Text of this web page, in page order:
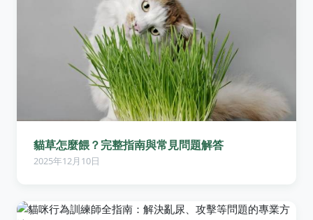
貓草怎麼餵？完整指南與常見問題解答
2025年12月10日